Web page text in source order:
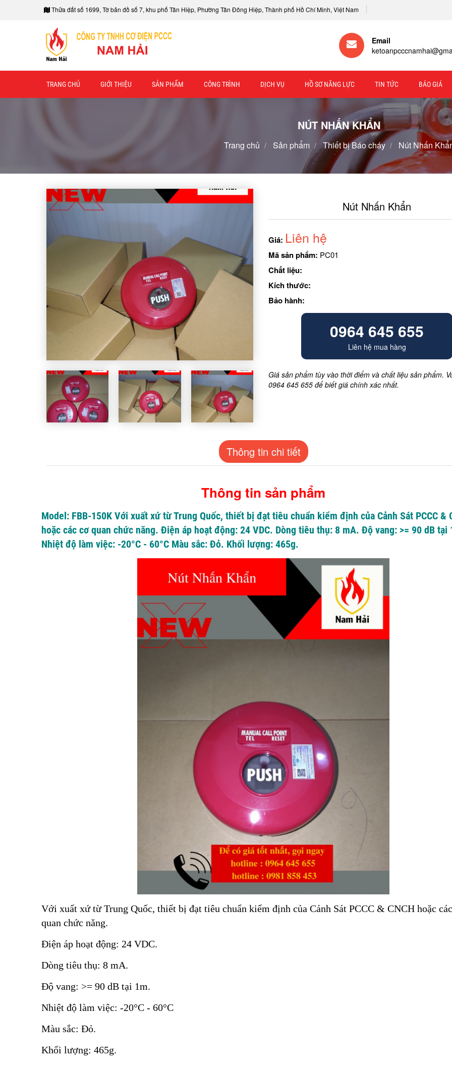
Thửa đất số 1699, Tờ bản đồ số 7, khu phố Tân Hiệp, Phường Tân Đông Hiệp, Thành phố Hồ Chí Minh, Việt Nam
Email
TRANG CHỦ GIỚI THIỆU SẢN PHẨM CÔNG TRÌNH DỊCH VỤ HỒ SƠ NĂNG LỰC TIN TỨC BÁO GIÁ
NÚT NHẤN KHẨN
Trang chủ Sản phẩm Thiết bị Báo cháy Nút Nhấn
Nút Nhấn Khẩn
Giá: Liên hệ
Mã sản phẩm: PC01
Chất liệu:
Kích thước:
Bảo hành:
0964 645 655
Liên hệ mua hàng
Giá sản phẩm tùy vào thời điểm và chất liệu sản phẩm.
0964 645 655 để biết giá chính xác nhất.
Thông tin chi tiết
Thông tin sản phẩm
Model: FBB-150K Với xuất xứ từ Trung Quốc, thiết bị đạt tiêu chuẩn kiểm định của Cảnh Sát PCCC &
hoặc các cơ quan chức năng. Điện áp hoạt động: 24 VDC. Dòng tiêu thụ: 8 mA. Độ vang: >= 90 dB tại
Nhiệt độ làm việc: -20°C - 60°C Màu sắc: Đỏ. Khối lượng: 465g.
Với xuất xứ từ Trung Quốc, thiết bị đạt tiêu chuẩn kiểm định của Cảnh Sát PCCC & CNCH hoặc
quan chức năng.
Điện áp hoạt động: 24 VDC.
Dòng tiêu thụ: 8 mA.
Độ vang: >= 90 dB tại 1m.
Nhiệt độ làm việc: -20°C - 60°C
Màu sắc: Đỏ.
Khối lượng: 465g.